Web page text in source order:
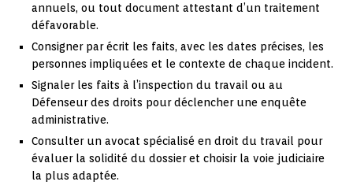
annuels, ou tout document attestant d’un traitement
défavorable.
Consigner par écrit les faits, avec les dates précises, les
personnes impliquées et le contexte de chaque incident.
Signaler les faits à l’inspection du travail ou au
Défenseur des droits pour déclencher une enquête
administrative.
Consulter un avocat spécialisé en droit du travail pour
évaluer la solidité du dossier et choisir la voie judiciaire
la plus adaptée.